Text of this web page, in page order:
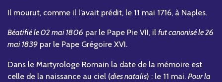
Il mourut, comme il l’avait prédit, le 11 mai 1716, à Naples.
Béatifié le 02 mai 1806 par le Pape Pie VII, il fut canonisé le 26
mai 1839 par le Pape Grégoire XVI.
Dans le Martyrologe Romain la date de la mémoire est
celle de la naissance au ciel (dies natalis) : le 11 mai. Pour la